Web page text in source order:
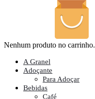
Nenhum produto no carrinho.
A Granel
Adoçante
Para Adoçar
Bebidas
Café